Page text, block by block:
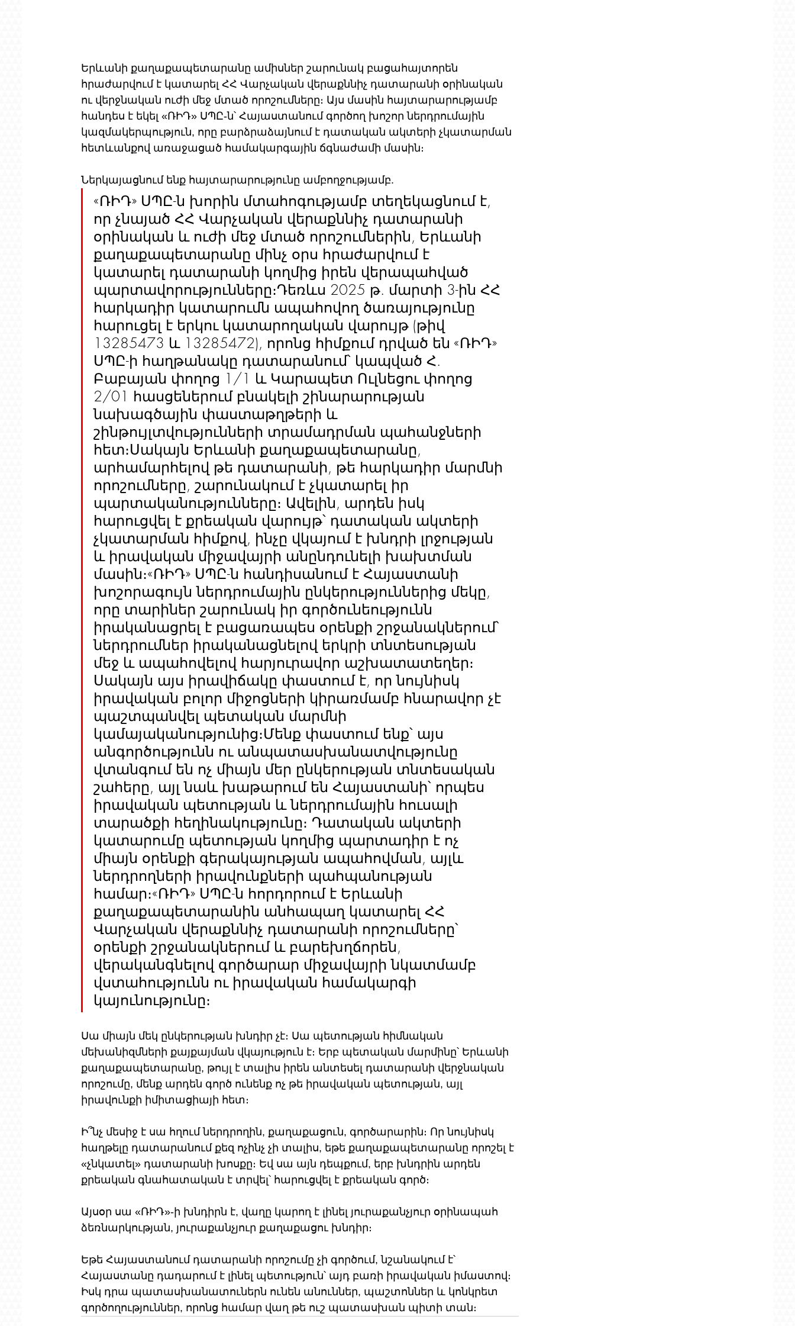
Երևանի քաղաքապետարանը ամիսներ շարունակ բացահայտորեն
հրաժարվում է կատարել ՀՀ Վարչական վերաքննիչ դատարանի օրինական
ու վերջնական ուժի մեջ մտած որոշումները։ Այս մասին հայտարարությամբ
հանդես է եկել «ՌԻԴ» ՍՊԸ-ն՝ Հայաստանում գործող խոշոր ներդրումային
կազմակերպություն, որը բարձրաձայնում է դատական ակտերի չկատարման
հետևանքով առաջացած համակարգային ճգնաժամի մասին։
Ներկայացնում ենք հայտարարությունը ամբողջությամբ.
«ՌԻԴ» ՍՊԸ-ն խորին մտահոգությամբ տեղեկացնում է,
որ չնայած ՀՀ Վարչական վերաքննիչ դատարանի
օրինական և ուժի մեջ մտած որոշումներին, Երևանի
քաղաքապետարանը մինչ օրս հրաժարվում է
կատարել դատարանի կողմից իրեն վերապահված
պարտավորությունները։Դեռևս 2025 թ. մարտի 3-ին ՀՀ
հարկադիր կատարումն ապահովող ծառայությունը
հարուցել է երկու կատարողական վարույթ (թիվ
13285473 և 13285472), որոնց հիմքում դրված են «ՌԻԴ»
ՍՊԸ-ի հաղթանակը դատարանում՝ կապված Հ.
Բաբայան փողոց 1/1 և Կարապետ Ուլնեցու փողոց
2/01 հասցեներում բնակելի շինարարության
նախագծային փաստաթղթերի և
շինթույլտվությունների տրամադրման պահանջների
հետ։Սակայն Երևանի քաղաքապետարանը,
արհամարհելով թե դատարանի, թե հարկադիր մարմնի
որոշումները, շարունակում է չկատարել իր
պարտականությունները։ Ավելին, արդեն իսկ
հարուցվել է քրեական վարույթ՝ դատական ակտերի
չկատարման հիմքով, ինչը վկայում է խնդրի լրջության
և իրավական միջավայրի անընդունելի խախտման
մասին։«ՌԻԴ» ՍՊԸ-ն հանդիսանում է Հայաստանի
խոշորագույն ներդրումային ընկերություններից մեկը,
որը տարիներ շարունակ իր գործունեությունն
իրականացրել է բացառապես օրենքի շրջանակներում՝
ներդրումներ իրականացնելով երկրի տնտեսության
մեջ և ապահովելով հարյուրավոր աշխատատեղեր։
Սակայն այս իրավիճակը փաստում է, որ նույնիսկ
իրավական բոլոր միջոցների կիրառմամբ հնարավոր չէ
պաշտպանվել պետական մարմնի
կամայականությունից։Մենք փաստում ենք՝ այս
անգործությունն ու անպատասխանատվությունը
վտանգում են ոչ միայն մեր ընկերության տնտեսական
շահերը, այլ նաև խաթարում են Հայաստանի՝ որպես
իրավական պետության և ներդրումային հուսալի
տարածքի հեղինակությունը։ Դատական ակտերի
կատարումը պետության կողմից պարտադիր է ոչ
միայն օրենքի գերակայության ապահովման, այլև
ներդրողների իրավունքների պահպանության
համար։«ՌԻԴ» ՍՊԸ-ն հորդորում է Երևանի
քաղաքապետարանին անհապաղ կատարել ՀՀ
Վարչական վերաքննիչ դատարանի որոշումները՝
օրենքի շրջանակներում և բարեխղճորեն,
վերականգնելով գործարար միջավայրի նկատմամբ
վստահությունն ու իրավական համակարգի
կայունությունը։
Սա միայն մեկ ընկերության խնդիր չէ։ Սա պետության հիմնական
մեխանիզմների քայքայման վկայություն է։ Երբ պետական մարմինը՝ Երևանի
քաղաքապետարանը, թույլ է տալիս իրեն անտեսել դատարանի վերջնական
որոշումը, մենք արդեն գործ ունենք ոչ թե իրավական պետության, այլ
իրավունքի իմիտացիայի հետ։
Ի՞նչ մեսիջ է սա հղում ներդրողին, քաղաքացուն, գործարարին։ Որ նույնիսկ
հաղթելը դատարանում քեզ ոչինչ չի տալիս, եթե քաղաքապետարանը որոշել է
«չնկատել» դատարանի խոսքը։ Եվ սա այն դեպքում, երբ խնդրին արդեն
քրեական գնահատական է տրվել՝ հարուցվել է քրեական գործ։
Այսօր սա «ՌԻԴ»-ի խնդիրն է, վաղը կարող է լինել յուրաքանչյուր օրինապահ
ձեռնարկության, յուրաքանչյուր քաղաքացու խնդիր։
Եթե Հայաստանում դատարանի որոշումը չի գործում, նշանակում է՝
Հայաստանը դադարում է լինել պետություն՝ այդ բառի իրավական իմաստով։
Իսկ դրա պատասխանատուներն ունեն անուններ, պաշտոններ և կոնկրետ
գործողություններ, որոնց համար վաղ թե ուշ պատասխան պիտի տան։